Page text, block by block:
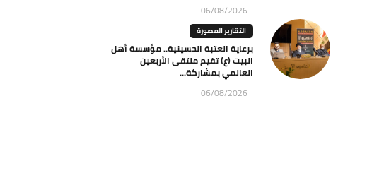
06/08/2026
التقارير المصورة
برعاية العتبة الحسينية.. مؤسسة أهل
البيت (ع) تقيم ملتقى الأربعين
العالمي بمشاركة...
06/08/2026